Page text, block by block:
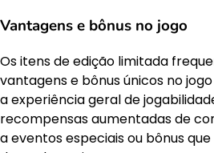
Vantagens e bônus no jogo
Os itens de edição limitada
vantagens e bônus únicos no
a experiência geral de
recompensas aumentadas de
a eventos especiais ou bônus